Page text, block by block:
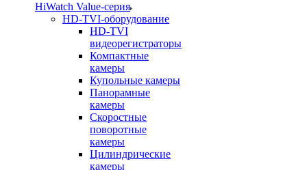
HiWatch Value-серия
HD-TVI-оборудование
HD-TVI
видеорегистраторы
Компактные
камеры
Купольные камеры
Панорамные
камеры
Скоростные
поворотные
камеры
Цилиндрические
камеры